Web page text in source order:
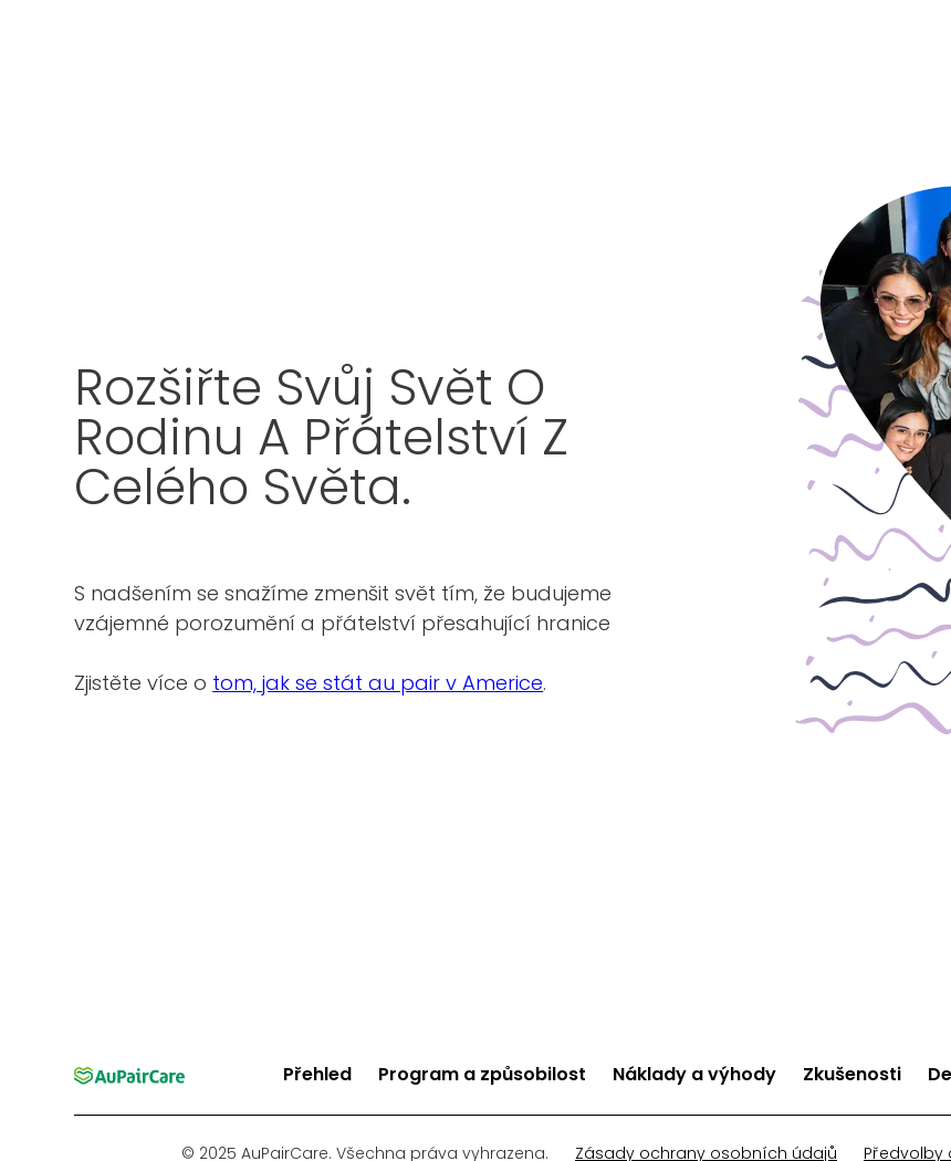
Rozšiřte Svůj Svět O
Rodinu A Přátelství Z
Celého Světa.
S nadšením se snažíme zmenšit svět tím, že budujeme
vzájemné porozumění a přátelství přesahující hranice
Zjistěte více o tom, jak se stát au pair v Americe.
Přehled Program a způsobilost Náklady a výhody Zkušenosti
© 2025 AuPairCare. Všechna práva vyhrazena. Zásady ochrany osobních údajů